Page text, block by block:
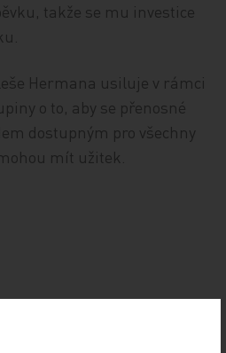
takže se mu investice
Hermana usiluje v rámci
o to, aby se přenosné
dostupným pro všechny
mít užitek.